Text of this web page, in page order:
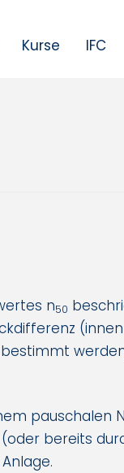
Kurse IFC
n50
pauschalen
bereits